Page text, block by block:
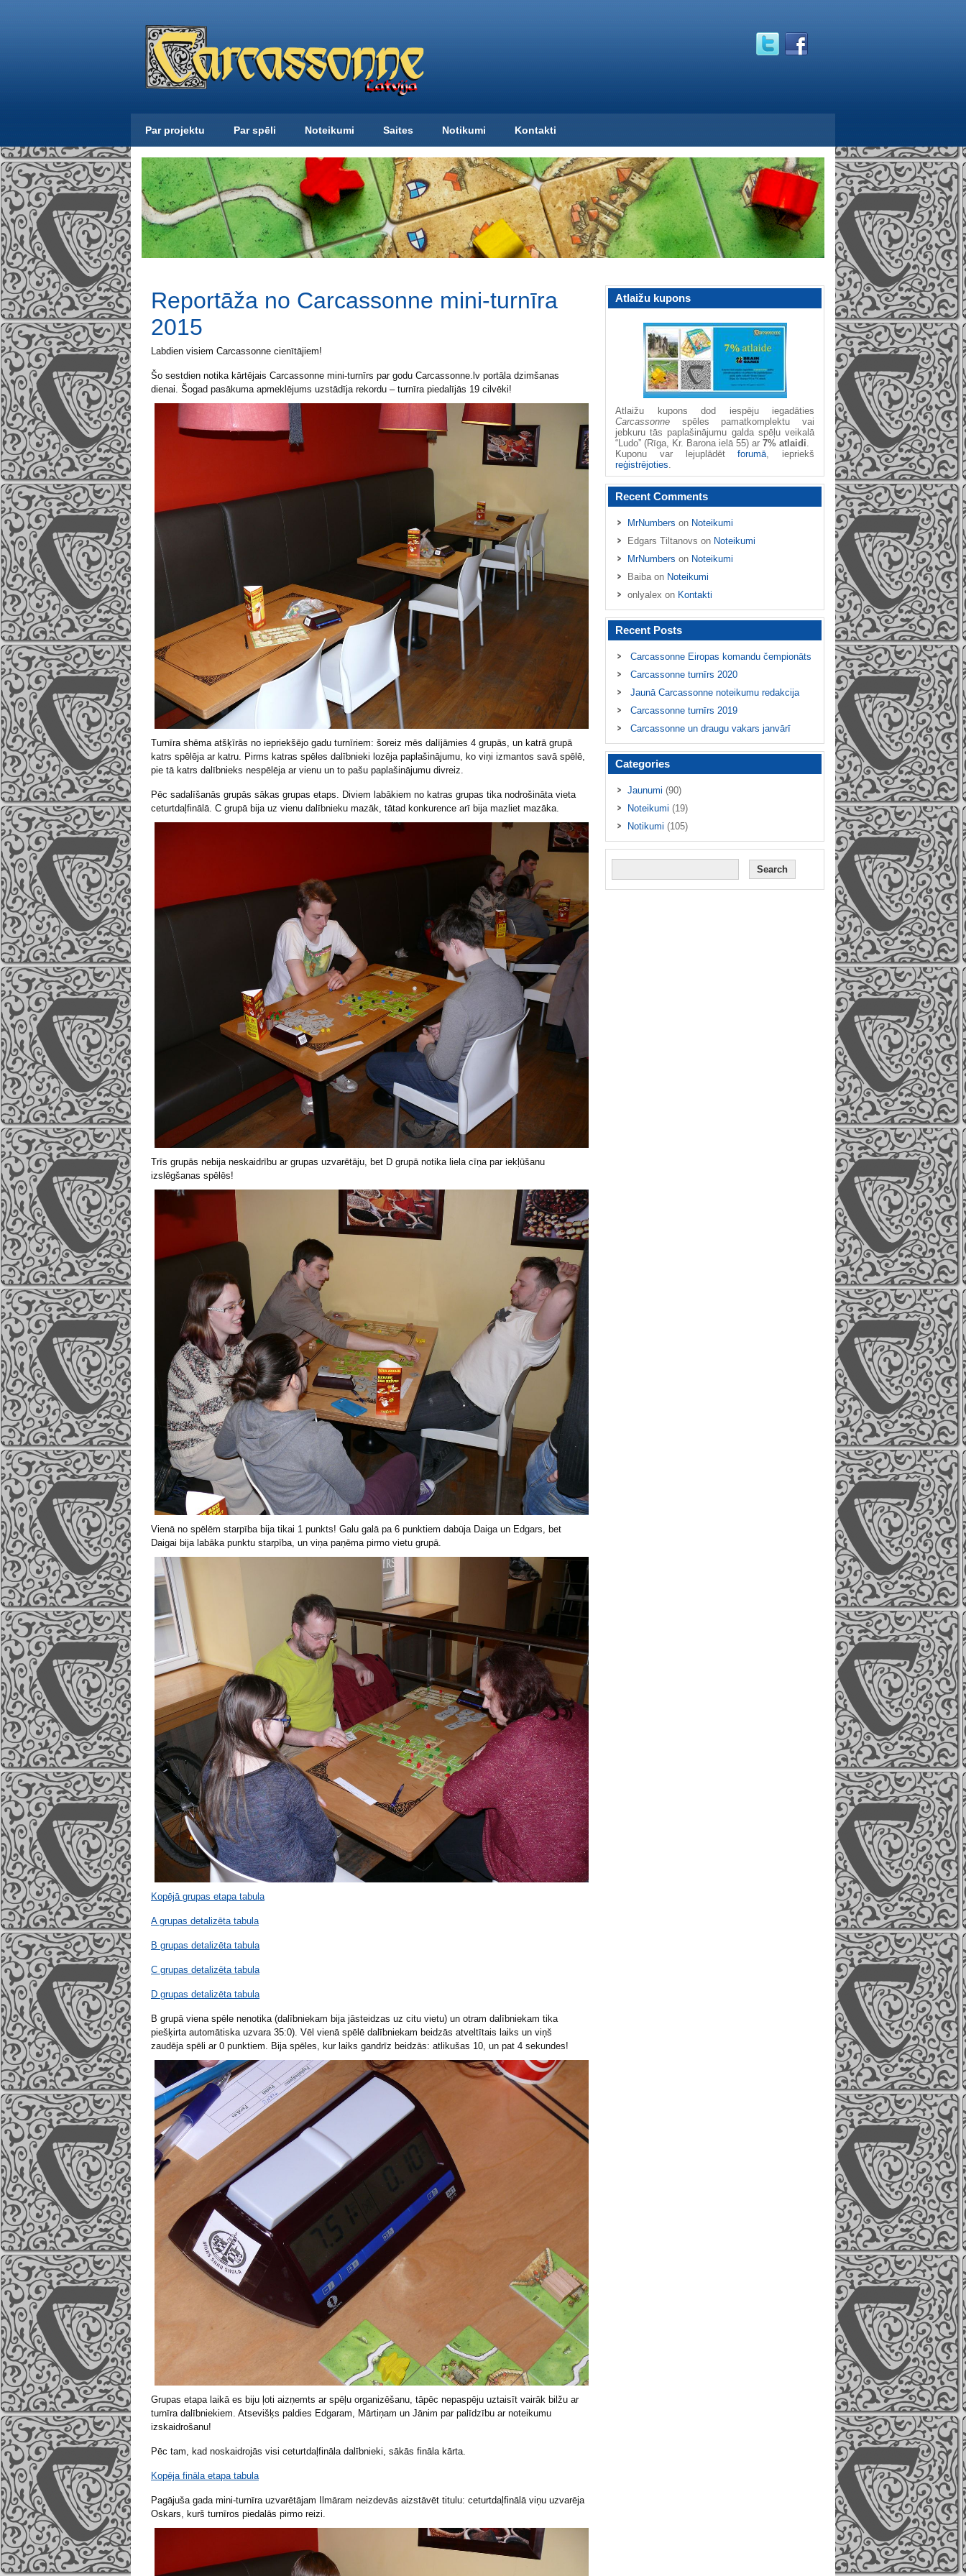
Par projektu Par spēli Noteikumi Saites Notikumi Kontakti
Reportāža no Carcassonne mini-turnīra
2015
Labdien visiem Carcassonne cienītājiem!
Šo sestdien notika kārtējais Carcassonne mini-turnīrs par godu Carcassonne.lv portāla dzimšanas
dienai. Šogad pasākuma apmeklējums uzstādīja rekordu – turnīra piedalījās 19 cilvēki!
Turnīra shēma atšķīrās no iepriekšējo gadu turnīriem: šoreiz mēs dalījāmies 4 grupās, un katrā grupā
katrs spēlēja ar katru. Pirms katras spēles dalībnieki lozēja paplašinājumu, ko viņi izmantos savā spēlē,
pie tā katrs dalībnieks nespēlēja ar vienu un to pašu paplašinājumu divreiz.
Pēc sadalīšanās grupās sākas grupas etaps. Diviem labākiem no katras grupas tika nodrošināta vieta
ceturtdaļfinālā. C grupā bija uz vienu dalībnieku mazāk, tātad konkurence arī bija mazliet mazāka.
Trīs grupās nebija neskaidrību ar grupas uzvarētāju, bet D grupā notika liela cīņa par iekļūšanu
izslēgšanas spēlēs!
Vienā no spēlēm starpība bija tikai 1 punkts! Galu galā pa 6 punktiem dabūja Daiga un Edgars, bet
Daigai bija labāka punktu starpība, un viņa paņēma pirmo vietu grupā.
Kopējā grupas etapa tabula
A grupas detalizēta tabula
B grupas detalizēta tabula
C grupas detalizēta tabula
D grupas detalizēta tabula
B grupā viena spēle nenotika (dalībniekam bija jāsteidzas uz citu vietu) un otram dalībniekam tika
piešķirta automātiska uzvara 35:0). Vēl vienā spēlē dalībniekam beidzās atveltītais laiks un viņš
zaudēja spēli ar 0 punktiem. Bija spēles, kur laiks gandrīz beidzās: atlikušas 10, un pat 4 sekundes!
Grupas etapa laikā es biju ļoti aizņemts ar spēļu organizēšanu, tāpēc nepaspēju uztaisīt vairāk bilžu ar
turnīra dalībniekiem. Atsevišķs paldies Edgaram, Mārtiņam un Jānim par palīdzību ar noteikumu
izskaidrošanu!
Pēc tam, kad noskaidrojās visi ceturtdaļfināla dalībnieki, sākās fināla kārta.
Kopēja fināla etapa tabula
Pagājuša gada mini-turnīra uzvarētājam Ilmāram neizdevās aizstāvēt titulu: ceturtdaļfinālā viņu uzvarēja
Oskars, kurš turnīros piedalās pirmo reizi.
Atlaižu kupons
Atlaižu kupons dod iespēju iegadāties
Carcassonne spēles pamatkomplektu vai
jebkuru tās paplašinājumu galda spēļu veikalā
“Ludo” (Rīga, Kr. Barona ielā 55) ar 7% atlaidi.
Kuponu var lejuplādētforumā, iepriekš
reģistrējoties.
Recent Comments
MrNumbers on Noteikumi
Edgars Tiltanovs on Noteikumi
MrNumbers on Noteikumi
Baibaon Noteikumi
onlyalex on Kontakti
Recent Posts
Carcassonne Eiropas komandu čempionāts
Carcassonne turnīrs 2020
Jaunā Carcassonne noteikumu redakcija
Carcassonne turnīrs 2019
Carcassonne un draugu vakars janvārī
Categories
Jaunumi (90)
Noteikumi (19)
Notikumi (105)